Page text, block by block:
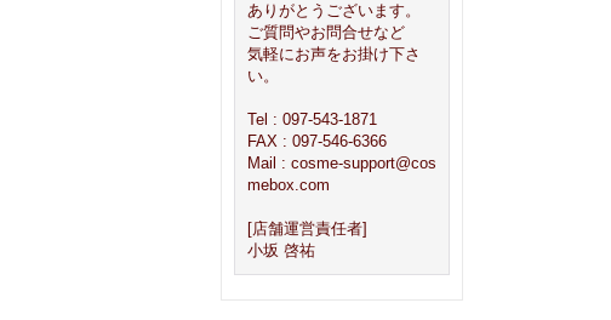
ありがとうございます。
ご質問やお問合せなど
気軽にお声をお掛け下さ
い。
Tel : 097-543-1871
FAX : 097-546-6366
Mail : cosme-support@cos
mebox.com
[店舗運営責任者]
小坂 啓祐